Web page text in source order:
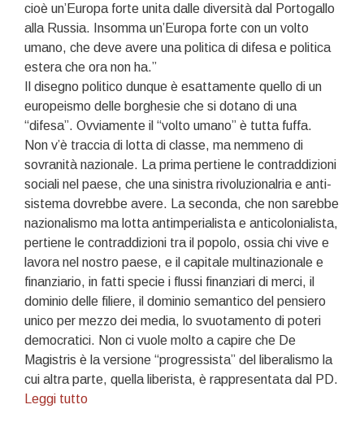
cioè un’Europa forte unita dalle diversità dal Portogallo
alla Russia. Insomma un’Europa forte con un volto
umano, che deve avere una politica di difesa e politica
estera che ora non ha.”
Il disegno politico dunque è esattamente quello di un
europeismo delle borghesie che si dotano di una
“difesa”. Ovviamente il “volto umano” è tutta fuffa.
Non v’è traccia di lotta di classe, ma nemmeno di
sovranità nazionale. La prima pertiene le contraddizioni
sociali nel paese, che una sinistra rivoluzionalria e anti-
sistema dovrebbe avere. La seconda, che non sarebbe
nazionalismo ma lotta antimperialista e anticolonialista,
pertiene le contraddizioni tra il popolo, ossia chi vive e
lavora nel nostro paese, e il capitale multinazionale e
finanziario, in fatti specie i flussi finanziari di merci, il
dominio delle filiere, il dominio semantico del pensiero
unico per mezzo dei media, lo svuotamento di poteri
democratici. Non ci vuole molto a capire che De
Magistris è la versione “progressista” del liberalismo la
cui altra parte, quella liberista, è rappresentata dal PD.
Leggi tuttoVogliamo